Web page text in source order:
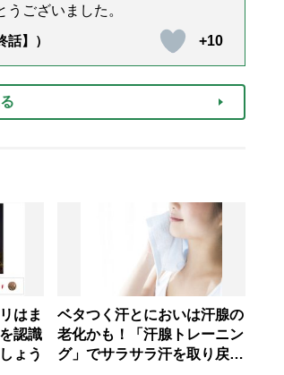
ございました。
】）
+10
はま
認識
ょう
ベタつく汗とにおいは汗腺の
老化かも！「汗腺トレーニン
グ」でサラサラ汗を取り戻